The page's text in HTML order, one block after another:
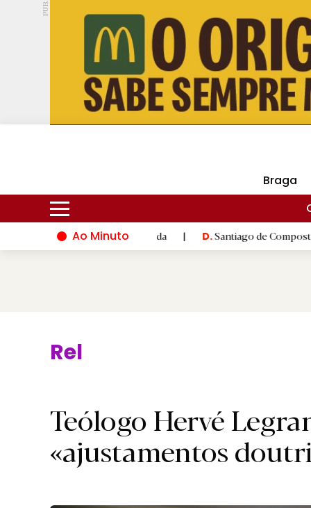
PUB.
Hoje 15ºC 30ºC DMtv
Braga
Ao Minuto
do mundo da moda | D.Santiago de Compostela
Religião.
Teólogo Hervé
«ajustamentos